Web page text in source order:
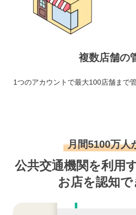
複数店舗の
1つのアカウントで最大100店舗まで
月間5100万人
公共交通機関を利用
お店を認知